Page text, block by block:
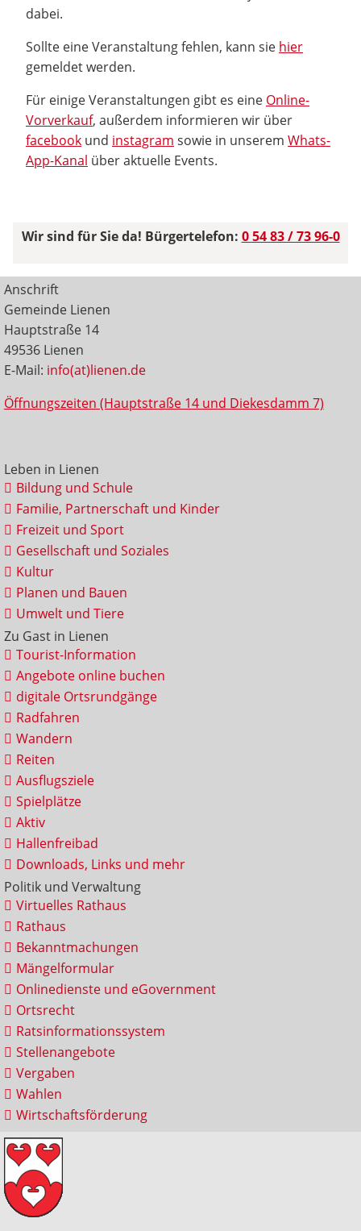
dabei.
Sollte eine Veranstaltung fehlen, kann sie hier
gemeldet werden.
Für einige Veranstaltungen gibt es eine Online-
Vorverkauf, außerdem informieren wir über
facebook und instagram sowie in unserem Whats-
App-Kanal über aktuelle Events.
Wir sind für Sie da! Bürgertelefon: 0 54 83 / 73 96-0
Anschrift
Gemeinde Lienen
Hauptstraße 14
49536 Lienen
E-Mail: info(at)lienen.de
Öffnungszeiten (Hauptstraße 14 und Diekesdamm 7)
Leben in Lienen
Bildung und Schule
Familie, Partnerschaft und Kinder
Freizeit und Sport
Gesellschaft und Soziales
Kultur
Planen und Bauen
Umwelt und Tiere
Zu Gast in Lienen
Tourist-Information
Angebote online buchen
digitale Ortsrundgänge
Radfahren
Wandern
Reiten
Ausflugsziele
Spielplätze
Aktiv
Hallenfreibad
Downloads, Links und mehr
Politik und Verwaltung
Virtuelles Rathaus
Rathaus
Bekanntmachungen
Mängelformular
Onlinedienste und eGovernment
Ortsrecht
Ratsinformationssystem
Stellenangebote
Vergaben
Wahlen
Wirtschaftsförderung